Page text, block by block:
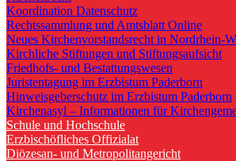
Koordination Datenschutz
Rechtssammlung und Amtsblatt Online
Neues Kirchenvorstandsrecht in Nordrhein-
Kirchliche Stiftungen und Stiftungsaufsicht
Friedhofs- und Bestattungswesen
Juristentagung im Erzbistum Paderborn
Hinweisgeberschutz im Erzbistum Paderborn
Kirchenasyl – Informationen für
Schule und Hochschule
Erzbischöfliches Offizialat
Diözesan- und Metropolitangericht